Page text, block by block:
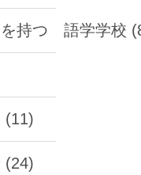
を持つ 語学学校
(11)
(24)